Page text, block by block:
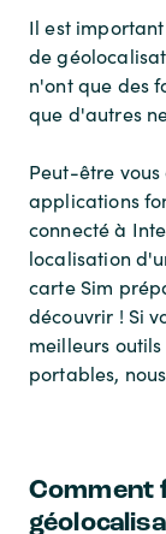
Il est
de
n'ont que des
que d'autres
Peut-être
applications
connecté à
localisation
carte Sim
découvrir ! Si
meilleurs
portables,
Comment